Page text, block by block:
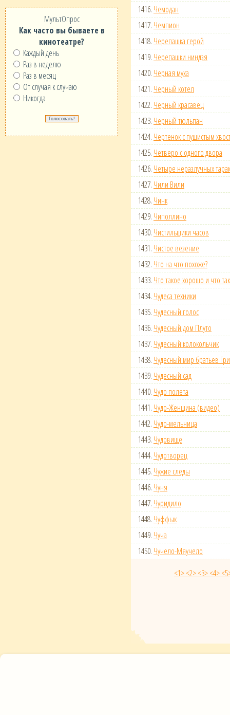
МультОпрос
Как часто вы бываете в
кинотеатре?
Каждый день
Раз в неделю
Раз в месяц
От случая к случаю
Никогда
1416. Чемодан
1417. Чемпион
1418. Черепашка герой
1419. Черепашки ниндзя
1420. Черная муха
1421. Черный котел
1422. Черный красавец
1423. Черный тюльпан
1424. Чертенок с пушистым
1425. Четверо с одного двора
1426. Четыре неразлучных
1427. Чили Вили
1428. Чинк
1429. Чиполлино
1430. Чистильщики часов
1431. Чистое везение
1432. Что на что похоже?
1433. Что такое хорошо и что
1434. Чудеса техники
1435. Чудесный голос
1436. Чудесный дом Плуто
1437. Чудесный колокольчик
1438. Чудесный мир братьев
1439. Чудесный сад
1440. Чудо полета
1441. Чудо-Женщина (видео)
1442. Чудо-мельница
1443. Чудовище
1444. Чудотворец
1445. Чужие следы
1446. Чуня
1447. Чуридило
1448. Чуффык
1449. Чуча
1450. Чучело-Мяучело
<1><2><3><4>